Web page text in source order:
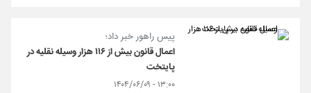
پیس راهور خبر داد؛
اعمال قانون بیش از ۱۱۶ هزار وسیله نقلیه در
پایتخت
۱۳:۰۰ - ۱۴۰۴/۰۶/۰۹